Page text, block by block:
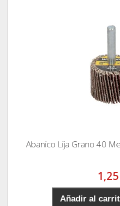
Abanico Lija Grano 40
Añadir al